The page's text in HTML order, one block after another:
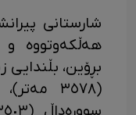
ھەڵکەوتووە و
بڕۆین، بڵندایی